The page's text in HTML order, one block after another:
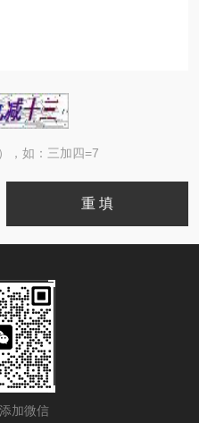
，如：三加四=7
加微信